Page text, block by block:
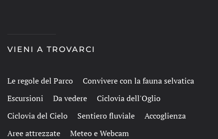
VIENI A TROVARCI
Le regole del Parco
Convivere con la fauna selvatica
Escursioni
Da vedere
Ciclovia dell'Oglio
Ciclovia del Cielo
Sentiero fluviale
Accoglienza
Aree attrezzate
Meteo e Webcam